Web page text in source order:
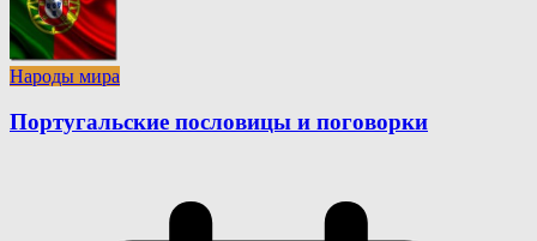
Народы мира
Португальские пословицы и поговорки